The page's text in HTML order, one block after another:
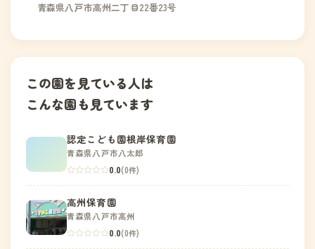
青森県八戸市高州二丁目22番23号
この園を見ている人は
こんな園も見ています
認定こども園根岸保育園
青森県八戸市八太郎
0.0(0件)
高州保育園
青森県八戸市高州
0.0(0件)